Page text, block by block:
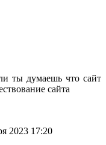
ты думаешь что сайт
сайта
2023 17:20